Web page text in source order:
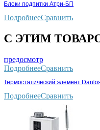
Блоки подпитки Атри-БП
ПодробнееСравнить
С ЭТИМ
предосмотр
ПодробнееСравнить
Термостатический элемент
ПодробнееСравнить